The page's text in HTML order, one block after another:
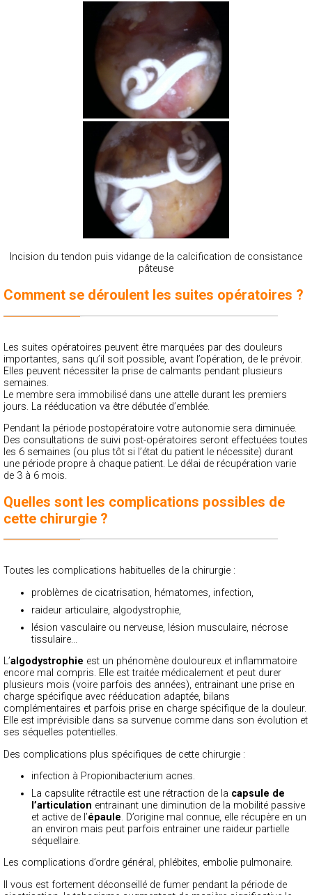
Incision du tendon puis vidange de la calcification de consistance
pâteuse
Comment se déroulent les suites opératoires ?
Les suites opératoires peuvent être marquées par des douleurs
importantes, sans qu’il soit possible, avant l’opération, de le prévoir.
Elles peuvent nécessiter la prise de calmants pendant plusieurs
semaines.
Le membre sera immobilisé dans une attelle durant les premiers
jours. La rééducation va être débutée d’emblée.
Pendant la période postopératoire votre autonomie sera diminuée.
Des consultations de suivi post-opératoires seront effectuées toutes
les 6 semaines (ou plus tôt si l’état du patient le nécessite) durant
une période propre à chaque patient. Le délai de récupération varie
de 3 à 6 mois.
Quelles sont les complications possibles de
cette chirurgie ?
Toutes les complications habituelles de la chirurgie :
problèmes de cicatrisation, hématomes, infection,
raideur articulaire, algodystrophie,
lésion vasculaire ou nerveuse, lésion musculaire, nécrose
tissulaire...
L’algodystrophie est un phénomène douloureux et inflammatoire
encore mal compris. Elle est traitée médicalement et peut durer
plusieurs mois (voire parfois des années), entrainant une prise en
charge spécifique avec rééducation adaptée, bilans
complémentaires et parfois prise en charge spécifique de la douleur.
Elle est imprévisible dans sa survenue comme dans son évolution et
ses séquelles potentielles.
Des complications plus spécifiques de cette chirurgie :
infection à Propionibacterium acnes.
La capsulite rétractile est une rétraction de la capsule de
l’articulation entrainant une diminution de la mobilité passive
et active de l’épaule. D’origine mal connue, elle récupère en un
an environ mais peut parfois entrainer une raideur partielle
séquellaire.
Les complications d’ordre général, phlébites, embolie pulmonaire.
Il vous est fortement déconseillé de fumer pendant la période de